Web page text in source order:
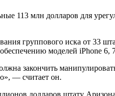
113 млн долларов для
группового иска от 33
моделей iPhone 6,
закончить
— считает он.